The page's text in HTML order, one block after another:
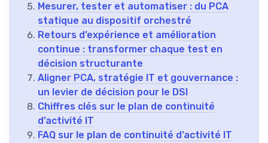
Mesurer, tester et automatiser : du PCA
statique au dispositif orchestré
Retours d’expérience et amélioration
continue : transformer chaque test en
décision structurante
Aligner PCA, stratégie IT et gouvernance :
un levier de décision pour le DSI
Chiffres clés sur le plan de continuité
d’activité IT
FAQ sur le plan de continuité d’activité IT